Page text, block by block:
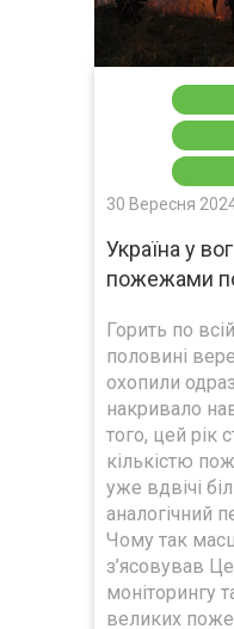
30 Вересня
Україна у
пожежами
Горить по
половині
охопили
накривало
того, цей рік
кількістю
уже вдвічі
аналогічний
Чому так
з’ясовував
моніторингу
великих